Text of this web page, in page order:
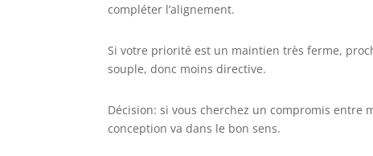
compléter l’alignement.
Si votre priorité est un maintien très ferme,
souple, donc moins directive.
Décision: si vous cherchez un compromis
conception va dans le bon sens.